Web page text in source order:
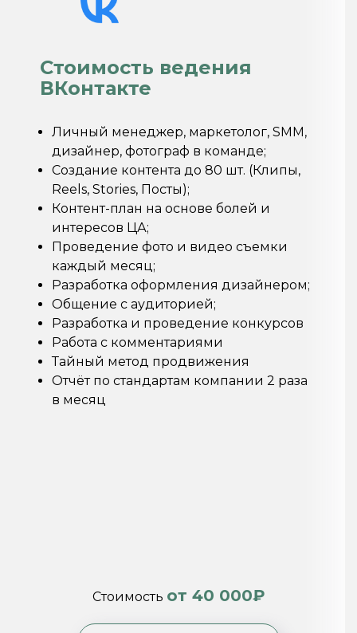
Стоимость ведения
ВКонтакте
Личный менеджер, маркетолог, SMM,
дизайнер, фотограф в команде;
Создание контента до 80 шт. (Клипы,
Reels, Stories, Посты);
Контент-план на основе болей и
интересов ЦА;
Проведение фото и видео съемки
каждый месяц;
Разработка оформления дизайнером;
Общение с аудиторией;
Разработка и проведение конкурсов
Работа с комментариями
Тайный метод продвижения
Отчёт по стандартам компании 2 раза
в месяц
Стоимость от 40 000₽